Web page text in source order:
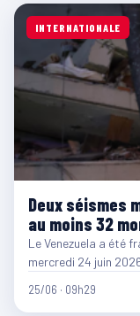
INTERNATIONALE
Deux séismes
au moins 32
Le Venezuela a été
mercredi 24 juin
25/06 · 09h29